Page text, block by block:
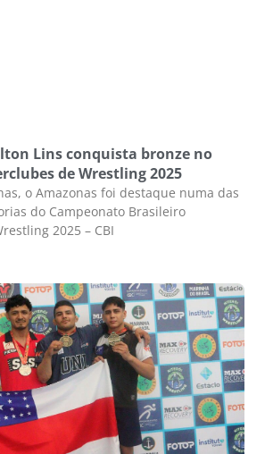
Lins conquista bronze no
de Wrestling 2025
o Amazonas foi destaque numa das
do Campeonato Brasileiro
2025 – CBI